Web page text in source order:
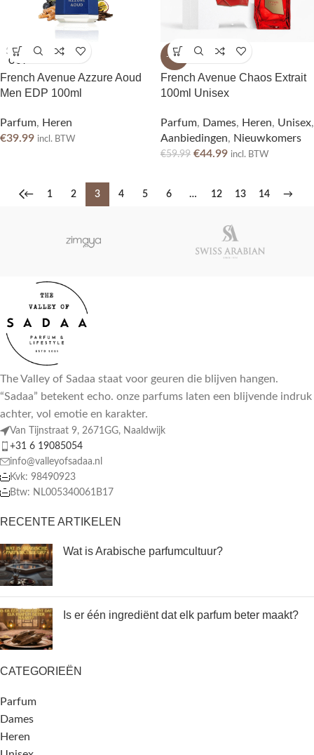
SOLD
OUT
French Avenue Azzure Aoud
Men EDP 100ml
Parfum, Heren
€39.99 incl. BTW
-25%
French Avenue Chaos Extrait
100ml Unisex
Parfum, Dames, Heren, Unisex,
Aanbiedingen, Nieuwkomers
€59.99 €44.99 incl. BTW
← 1 2 3 4 5 6 … 12 13 14 →
The Valley of Sadaa staat voor geuren die blijven hangen.
“Sadaa” betekent echo. onze parfums laten een blijvende indruk
achter, vol emotie en karakter.
Van Tijnstraat 9, 2671GG, Naaldwijk
+31 6 19085054
info@valleyofsadaa.nl
Kvk: 98490923
Btw: NL005340061B17
RECENTE ARTIKELEN
Wat is Arabische parfumcultuur?
Is er één ingrediënt dat elk parfum beter maakt?
CATEGORIEËN
Parfum
Dames
Heren